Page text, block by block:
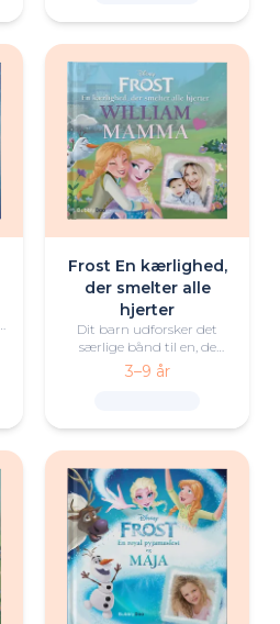
Frost En kærlighed,
der smelter alle
hjerter
Dit barn udforsker det
særlige bånd til en, de
holder af, i dette varme
Frost-eventyr fyldt med
3–9 år